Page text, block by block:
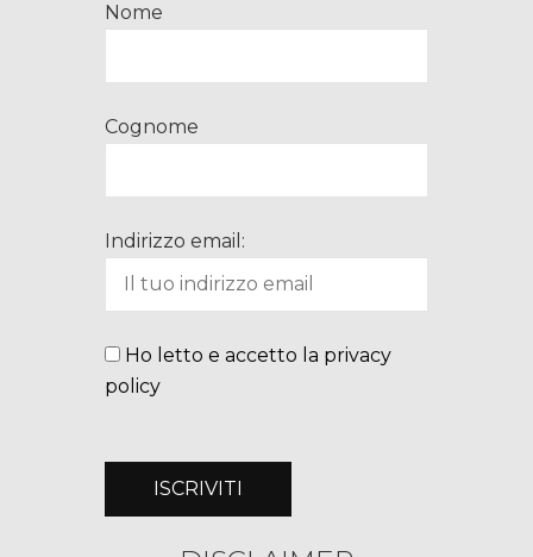
Nome
Cognome
Indirizzo email:
Ho letto e accetto la privacy
policy